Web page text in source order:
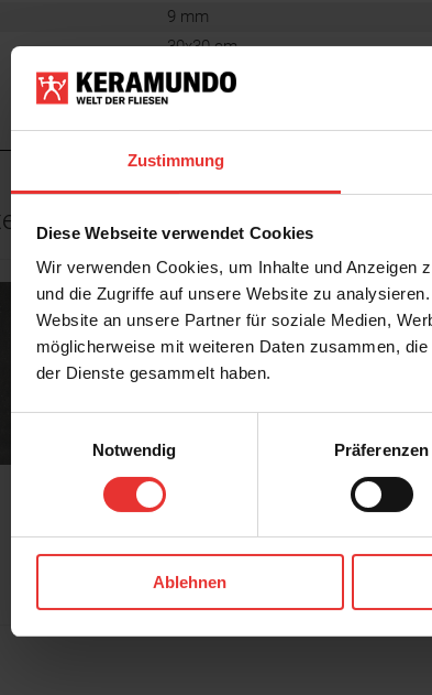
Zustimmung
Diese Webseite verwendet Cookies
Wir verwenden Cookies, um Inhalte und Anzeigen
und die Zugriffe auf unsere Website zu
Website an unsere Partner für soziale Medien,
möglicherweise mit weiteren Daten zusammen,
der Dienste gesammelt haben.
Notwendig
Präferenzen
Ablehnen
9 mm
30x30 cm
aus der Serie
Flakestone
60 x 60 cm
dunkelgrau - matt